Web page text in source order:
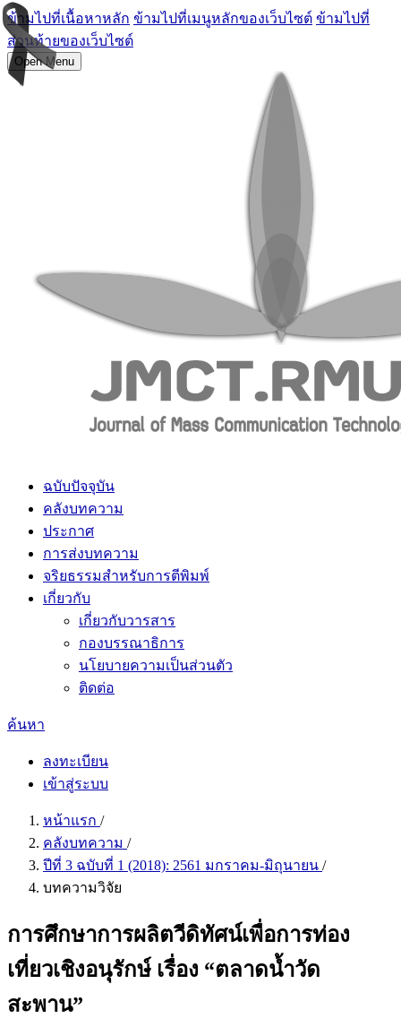
ข้ามไปที่เนื้อหาหลัก ข้ามไปที่เมนูหลักของเว็บไซต์ ข้ามไปที่
ส่วนท้ายของเว็บไซต์
Open Menu
ฉบับปัจจุบัน
คลังบทความ
ประกาศ
การส่งบทความ
จริยธรรมสำหรับการตีพิมพ์
เกี่ยวกับ
เกี่ยวกับวารสาร
กองบรรณาธิการ
นโยบายความเป็นส่วนตัว
ติดต่อ
ค้นหา
ลงทะเบียน
เข้าสู่ระบบ
หน้าแรก /
คลังบทความ /
ปีที่ 3 ฉบับที่ 1 (2018): 2561 มกราคม-มิถุนายน /
บทความวิจัย
การศึกษาการผลิตวีดิทัศน์เพื่อการท่อง
เที่ยวเชิงอนุรักษ์ เรื่อง “ตลาดน้ำวัด
สะพาน”